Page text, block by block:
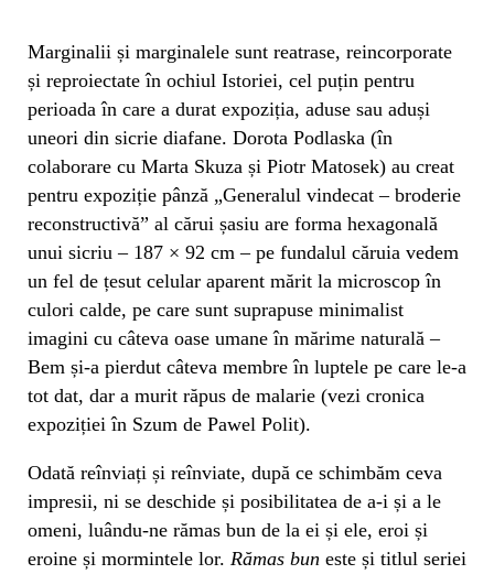
Marginalii și marginalele sunt reatrase, reincorporate
și reproiectate în ochiul Istoriei, cel puțin pentru
perioada în care a durat expoziția, aduse sau aduși
uneori din sicrie diafane. Dorota Podlaska (în
colaborare cu Marta Skuza și Piotr Matosek) au creat
pentru expoziție pânză „Generalul vindecat – broderie
reconstructivă” al cărui șasiu are forma hexagonală
unui sicriu – 187 × 92 cm – pe fundalul căruia vedem
un fel de țesut celular aparent mărit la microscop în
culori calde, pe care sunt suprapuse minimalist
imagini cu câteva oase umane în mărime naturală –
Bem și-a pierdut câteva membre în luptele pe care le-a
tot dat, dar a murit răpus de malarie (vezi cronica
expoziției în Szum de Pawel Polit).
Odată reînviați și reînviate, după ce schimbăm ceva
impresii, ni se deschide și posibilitatea de a-i și a le
omeni, luându-ne rămas bun de la ei și ele, eroi și
eroine și mormintele lor. Rămas bun este și titlul seriei